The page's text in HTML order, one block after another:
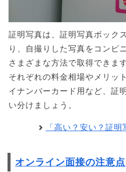
証明写真は、証明写真ボック
り、自撮りした写真をコンビ
さまざまな方法で取得できます
それぞれの料金相場やメリッ
イナンバーカード用など、証
い分けましょう。
「高い？安い？証
オンライン面接の注意点